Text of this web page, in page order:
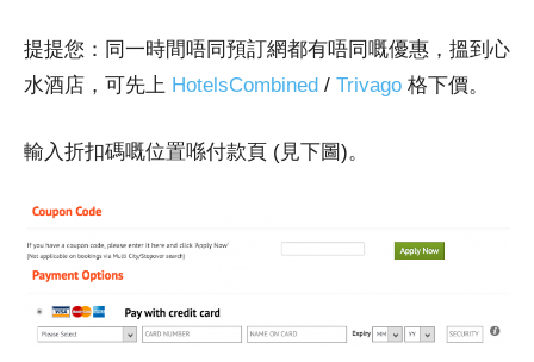
提提您：同一時間唔同預訂網都有唔同嘅優惠，搵到心
水酒店，可先上 HotelsCombined / Trivago 格下價。
輸入折扣碼嘅位置喺付款頁 (見下圖)。